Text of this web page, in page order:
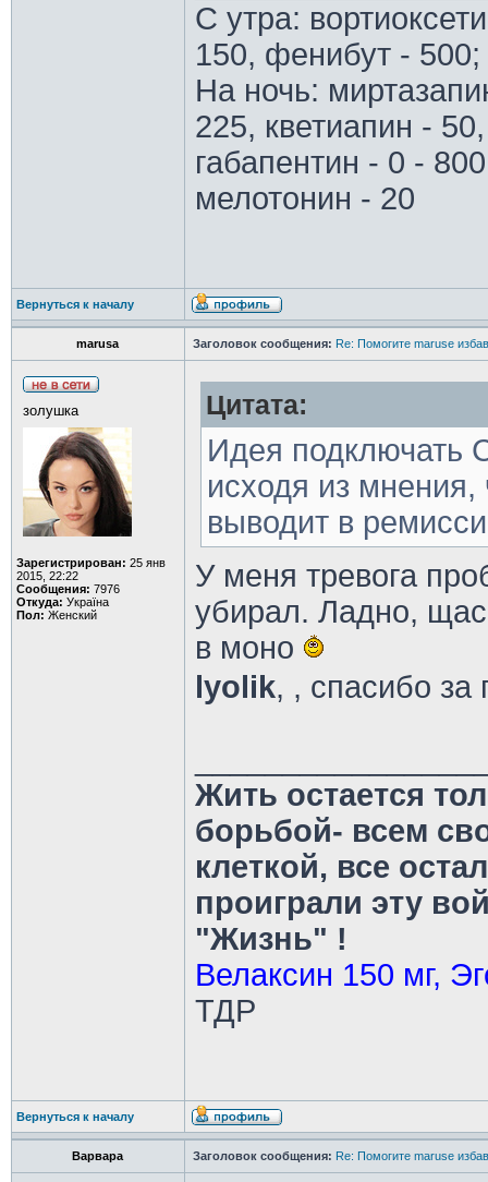
С утра:
150, фенибут - 500;
На ночь:
225, кветиапин -
габапентин - 0 -
мелотонин - 20
Вернуться к началу
marusa Заголовок сообщения: Re: Помогите maruse
золушка
Зарегистрирован: 25 янв
2015, 22:22
Сообщения: 7976
Откуда: Україна
Пол: Женский
Цитата:
Идея подключать
исходя из
выводит в
У меня тревога
убирал. Ладно,
в моно
lyolik, , спасибо за
Жить остается
борьбой- всем
клеткой, все
проиграли эту
"Жизнь" !
Велаксин 150 мг,
ТДР
Вернуться к началу
Варвара Заголовок сообщения: Re: Помогите maruse